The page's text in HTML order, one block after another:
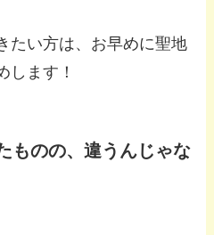
たい方は、お早めに聖地
します！
ものの、違うんじゃな